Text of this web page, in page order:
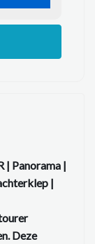
| Panorama |
|
Deze